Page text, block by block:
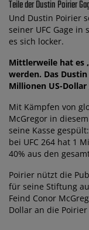
Teile der Dustin Poirier
Und Dustin Poirier
seiner UFC Gage
es sich locker.
Mittlerweile hat es
werden. Das
Millionen US-Dollar
Mit Kämpfen von
McGregor in
seine Kasse
bei UFC 264 hat 1
40% aus den
Poirier nützt die
für seine Stiftung
Feind Conor
Dollar an die